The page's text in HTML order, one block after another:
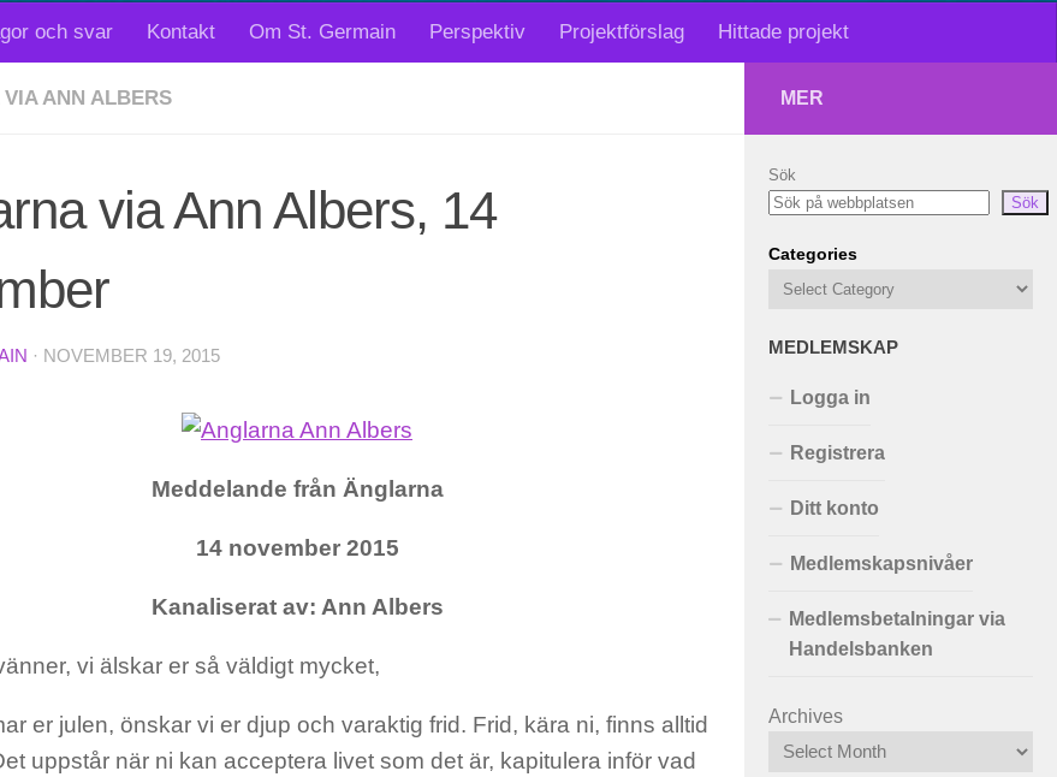
och svar Kontakt Om St. Germain Perspektiv Projektförslag Hittade projekt
ANN ALBERS
via Ann Albers, 14
· NOVEMBER 19, 2015
Meddelande från Änglarna
14 november 2015
Kanaliserat av: Ann Albers
vi älskar er så väldigt mycket,
er julen, önskar vi er djup och varaktig frid. Frid, kära ni, finns alltid
uppstår när ni kan acceptera livet som det är, kapitulera inför vad
MER
Sök
Sök
Categories
MEDLEMSKAP
Logga in
Registrera
Ditt konto
Medlemskapsnivåer
Medlemsbetalningar via
Handelsbanken
Archives